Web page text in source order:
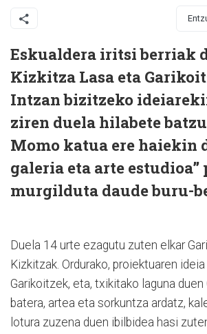
Eskualdera iritsi berriak
Kizkitza Lasa eta
Intzan bizitzeko
ziren duela hilabete
Momo katua ere haiekin
galeria eta arte
murgilduta daude buru-
Duela 14 urte ezagutu zuten elkar
Kizkitzak. Ordurako, proiektuaren
Garikoitzek, eta, txikitako laguna
batera, artea eta sorkuntza ardatz,
lotura zuzena duen ibilbidea hasi